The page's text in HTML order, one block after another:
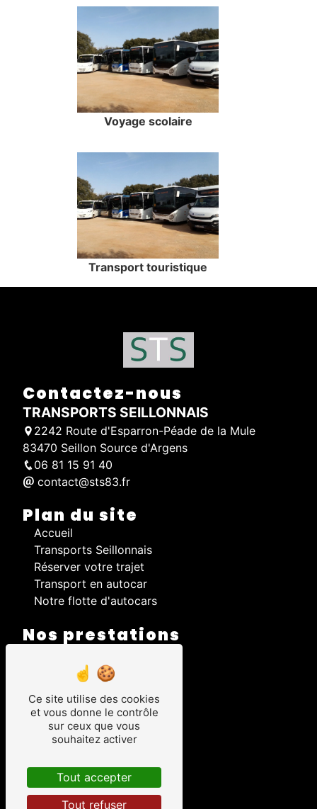
Voyage scolaire
Transport touristique
Contactez-nous
TRANSPORTS SEILLONNAIS
2242 Route d'Esparron-Péade de la Mule
83470 Seillon Source d'Argens
06 81 15 91 40
contact@sts83.fr
Plan du site
Accueil
Transports Seillonnais
Réserver votre trajet
Transport en autocar
Notre flotte d'autocars
Nos prestations
Transport scolaire
Transport régulier
Déplacement en autocar
Tourisme en autocar
Transport de voyageurs
Lignes régulières
Voyage scolaire
Transport touristique
Ce site utilise des cookies
et vous donne le contrôle
sur ceux que vous
souhaitez activer
Tout accepter
Tout refuser